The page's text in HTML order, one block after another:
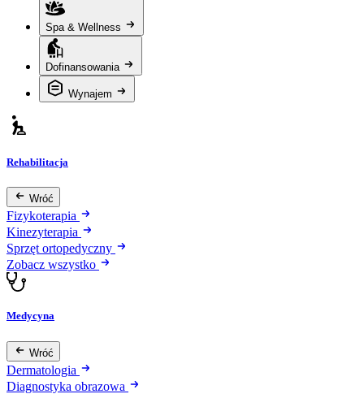
Spa & Wellness
Dofinansowania
Wynajem
Rehabilitacja
Wróć
Fizykoterapia
Kinezyterapia
Sprzęt ortopedyczny
Zobacz wszystko
Medycyna
Wróć
Dermatologia
Diagnostyka obrazowa